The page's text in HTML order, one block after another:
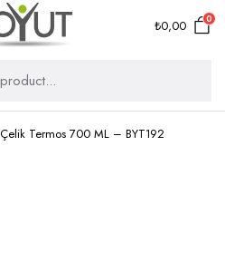
₺0,00 0
Çelik Termos 700 ML – BYT192